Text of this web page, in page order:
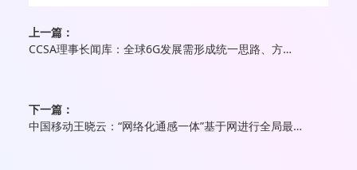
上一篇：
CCSA理事长闻库：全球6G发展需形成统一思路、方向和目标
下一篇：
中国移动王晓云：“网络化通感一体”基于网进行全局最优系统创新